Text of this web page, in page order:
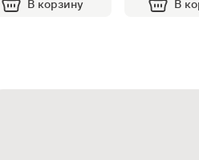
В корзину В